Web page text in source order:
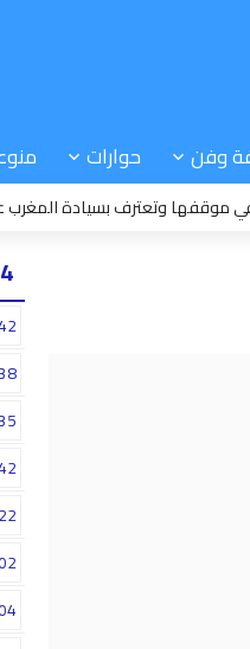
وفن حوارات
وتعترف بسيادة المغرب على